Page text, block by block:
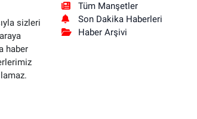
sizleri
haber
Tüm Manşetler
Son Dakika Haberleri
Haber Arşivi